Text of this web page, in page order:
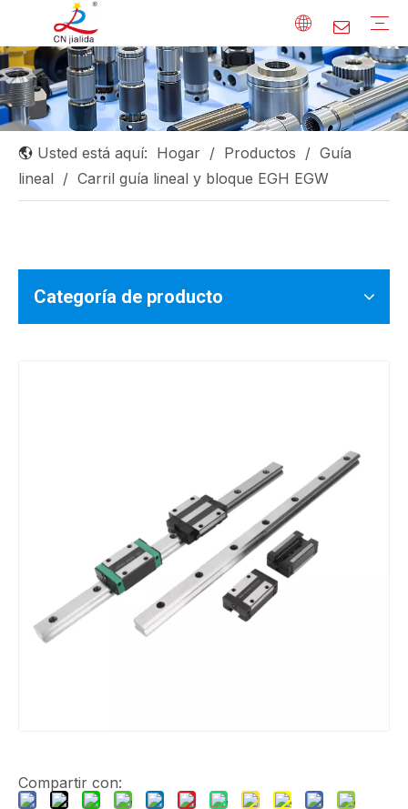
Usted está aquí: Hogar / Productos / Guía
lineal / Carril guía lineal y bloque EGH EGW
Categoría de producto
Compartir con: